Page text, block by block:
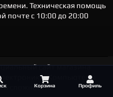
Корзина Профиль
Техническая помощь
почте с 10:00 до 20:00
сайт магазина
Компьютеры
и сложности.